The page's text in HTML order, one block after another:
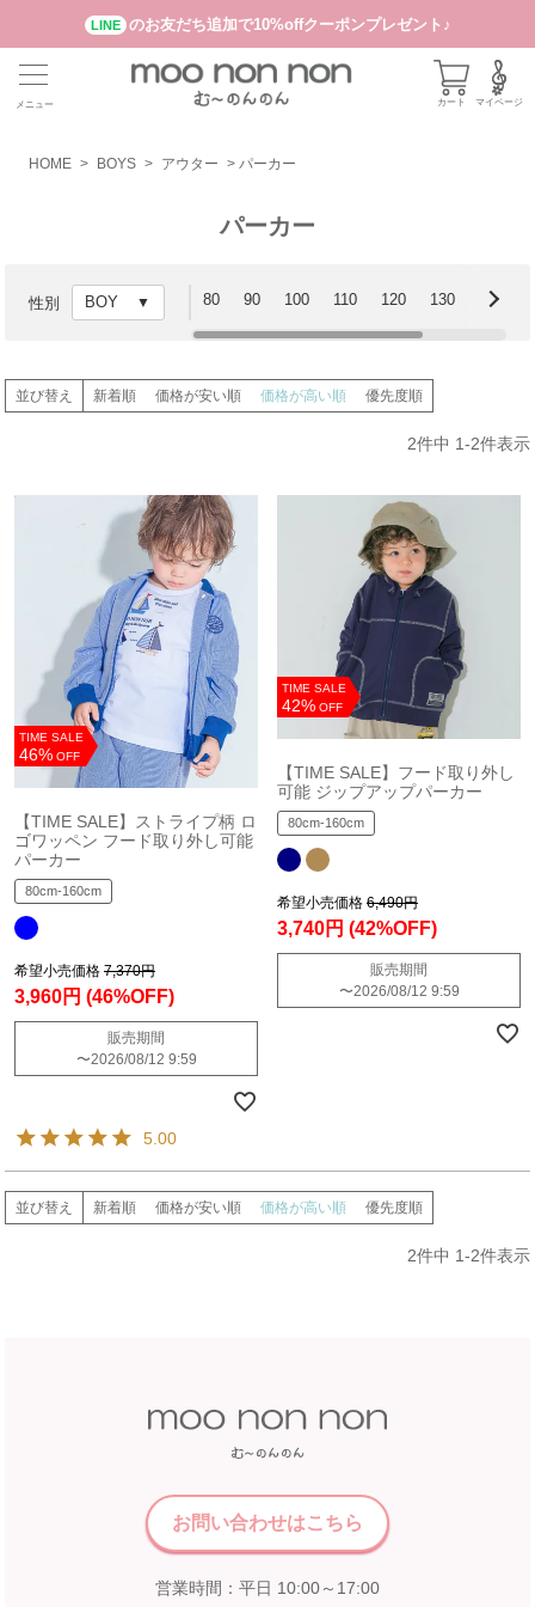
LINE のお友だち追加で10%offクーポンプレゼント♪
カート マイページ
メニュー
HOME BOYS アウター パーカー
パーカー
性別 80 90 100 110 120 130 140
並び替え 新着順 価格が安い順 価格が高い順 優先度順
2件中 1-2件表示
TIME SALE
46% OFF
【TIME SALE】ストライプ柄 ロ
ゴワッペン フード取り外し可能
パーカー
80cm-160cm
希望小売価格 7,370円
3,960円 (46%OFF)
販売期間
〜2026/08/12 9:59
5.00
TIME SALE
42% OFF
【TIME SALE】フード取り外し
可能 ジップアップパーカー
80cm-160cm
希望小売価格 6,490円
3,740円 (42%OFF)
販売期間
〜2026/08/12 9:59
並び替え 新着順 価格が安い順 価格が高い順 優先度順
2件中 1-2件表示
お問い合わせはこちら
営業時間：平日 10:00～17:00